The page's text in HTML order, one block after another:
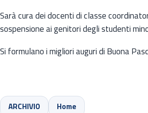
Sarà cura dei docenti di classe
sospensione ai genitori degli studenti
Si formulano i migliori auguri di Buona
ARCHIVIO Home